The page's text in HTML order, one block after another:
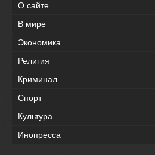
О сайте
В мире
Экономика
Религия
Криминал
Спорт
Культура
Инопресса